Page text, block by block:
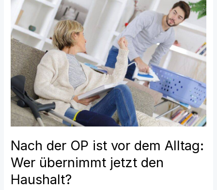
Nach der OP ist vor dem Alltag:
Wer übernimmt jetzt den
Haushalt?
Nach
der
OP
ist
vor
dem
Alltag:
Wer
übernimmt
jetzt
Haushalt?